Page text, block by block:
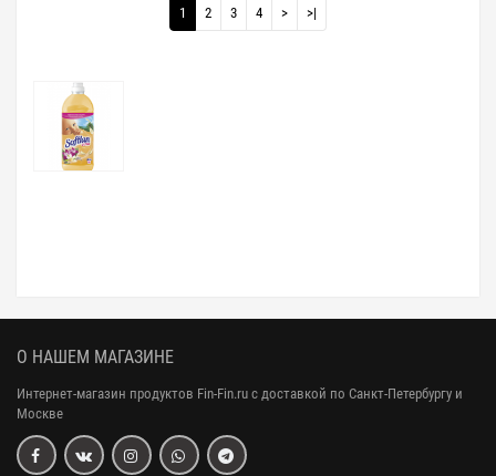
1 2 3 4 > >|
О НАШЕМ МАГАЗИНЕ
Интернет-магазин продуктов Fin-Fin.ru с доставкой по Санкт-Петербургу и
Москве